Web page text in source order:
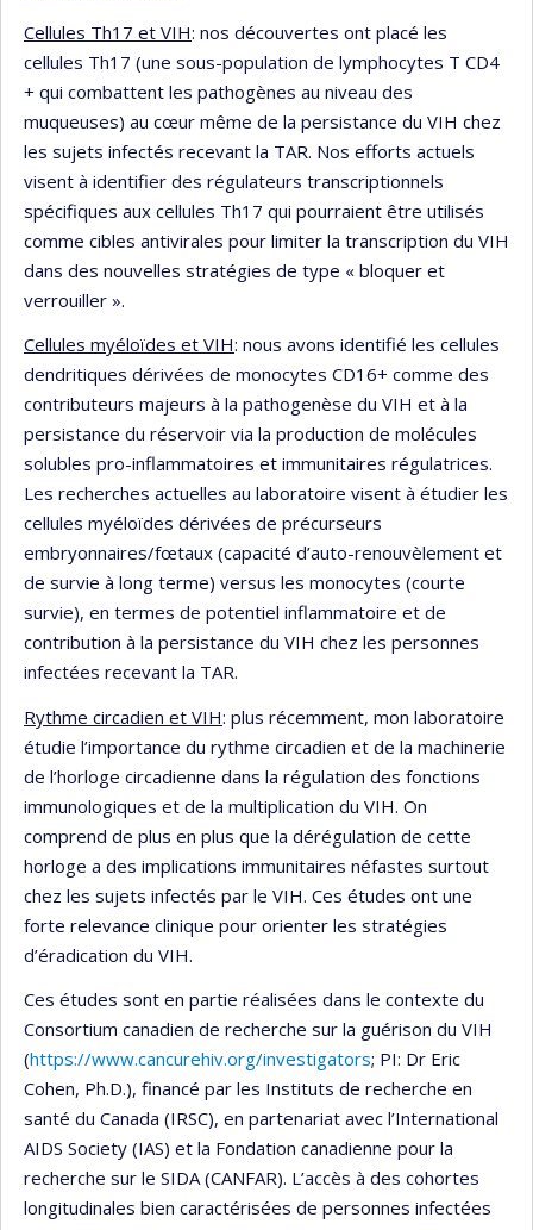
Cellules Th17 et VIH: nos découvertes ont placé les
cellules Th17 (une sous-population de lymphocytes T CD4
+ qui combattent les pathogènes au niveau des
muqueuses) au cœur même de la persistance du VIH chez
les sujets infectés recevant la TAR. Nos efforts actuels
visent à identifier des régulateurs transcriptionnels
spécifiques aux cellules Th17 qui pourraient être utilisés
comme cibles antivirales pour limiter la transcription du VIH
dans des nouvelles stratégies de type « bloquer et
verrouiller ».
Cellules myéloïdes et VIH: nous avons identifié les cellules
dendritiques dérivées de monocytes CD16+ comme des
contributeurs majeurs à la pathogenèse du VIH et à la
persistance du réservoir via la production de molécules
solubles pro-inflammatoires et immunitaires régulatrices.
Les recherches actuelles au laboratoire visent à étudier les
cellules myéloïdes dérivées de précurseurs
embryonnaires/fœtaux (capacité d’auto-renouvèlement et
de survie à long terme) versus les monocytes (courte
survie), en termes de potentiel inflammatoire et de
contribution à la persistance du VIH chez les personnes
infectées recevant la TAR.
Rythme circadien et VIH: plus récemment, mon laboratoire
étudie l’importance du rythme circadien et de la machinerie
de l’horloge circadienne dans la régulation des fonctions
immunologiques et de la multiplication du VIH. On
comprend de plus en plus que la dérégulation de cette
horloge a des implications immunitaires néfastes surtout
chez les sujets infectés par le VIH. Ces études ont une
forte relevance clinique pour orienter les stratégies
d’éradication du VIH.
Ces études sont en partie réalisées dans le contexte du
Consortium canadien de recherche sur la guérison du VIH
(https://www.cancurehiv.org/investigators; PI: Dr Eric
Cohen, Ph.D.), financé par les Instituts de recherche en
santé du Canada (IRSC), en partenariat avec l’International
AIDS Society (IAS) et la Fondation canadienne pour la
recherche sur le SIDA (CANFAR). L’accès à des cohortes
longitudinales bien caractérisées de personnes infectées